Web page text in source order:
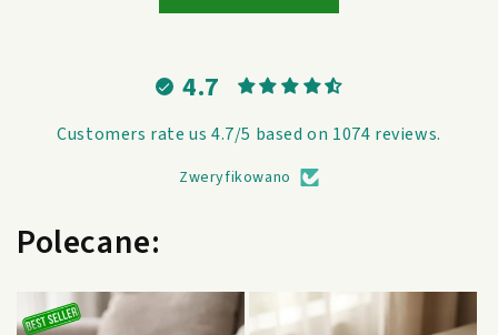
4.7
Customers rate us 4.7/5 based on 1074 reviews.
Zweryfikowano
Polecane: